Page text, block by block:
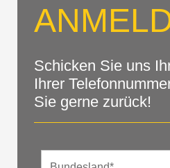
Schicken Sie uns
Ihrer
Sie gerne zurück!